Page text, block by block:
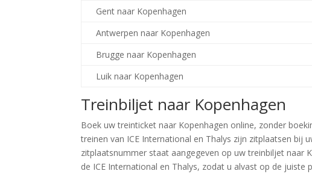
Gent naar Kopenhagen
Antwerpen naar Kopenhagen
Brugge naar Kopenhagen
Luik naar Kopenhagen
Treinbiljet naar Kopenhagen
Boek uw treinticket naar Kopenhagen online, zonder
treinen van ICE International en Thalys zijn zitplaatsen bij
zitplaatsnummer staat aangegeven op uw treinbiljet naar
de ICE International en Thalys, zodat u alvast op de